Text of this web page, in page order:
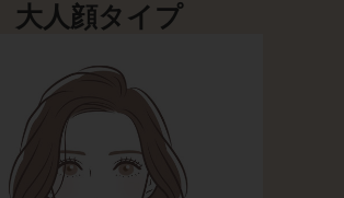
大人顔タイプ